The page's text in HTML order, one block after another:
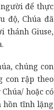
người để thực
độ, Chúa đã
thánh Giuse,
chúng con
con rập theo
hoặc có
hồn tĩnh lặng